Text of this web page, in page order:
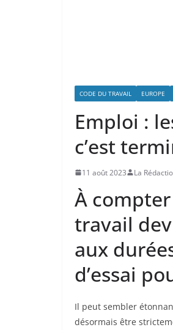
CODE DU TRAVAIL EUROPE
Emploi :
c’est
11 août 2023 La
À
travail
aux
d’essai
Il peut sembler
désormais être